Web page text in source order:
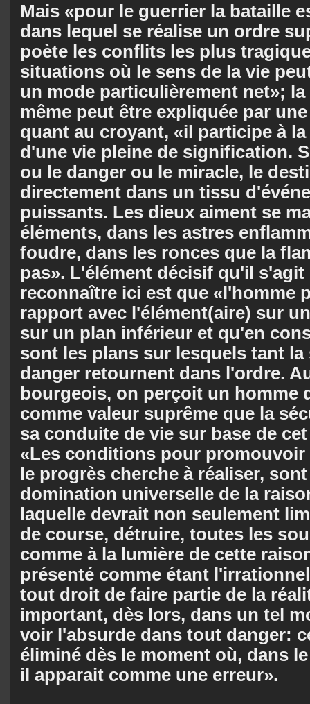
Mais «pour le guerrier la bataille
dans lequel se réalise un ordre
poète les conflits les plus
situations où le sens de la vie
un mode particulièrement net»;
même peut être expliquée par
quant au croyant, «il participe à
d'une vie pleine de signification.
ou le danger ou le miracle, le
directement dans un tissu
puissants. Les dieux aiment se
éléments, dans les astres
foudre, dans les ronces que la
pas». L'élément décisif qu'il
reconnaître ici est que «l'homme
rapport avec l'élément(aire) sur
sur un plan inférieur et qu'en
sont les plans sur lesquels tant la
danger retournent dans l'ordre.
bourgeois, on perçoit un homme
comme valeur suprême que la
sa conduite de vie sur base de
«Les conditions pour promouvoir
le progrès cherche à réaliser,
domination universelle de la
laquelle devrait non seulement
de course, détruire, toutes les
comme à la lumière de cette
présenté comme étant
tout droit de faire partie de la
important, dès lors, dans un tel
voir l'absurde dans tout danger:
éliminé dès le moment où, dans
il apparait comme une erreur».